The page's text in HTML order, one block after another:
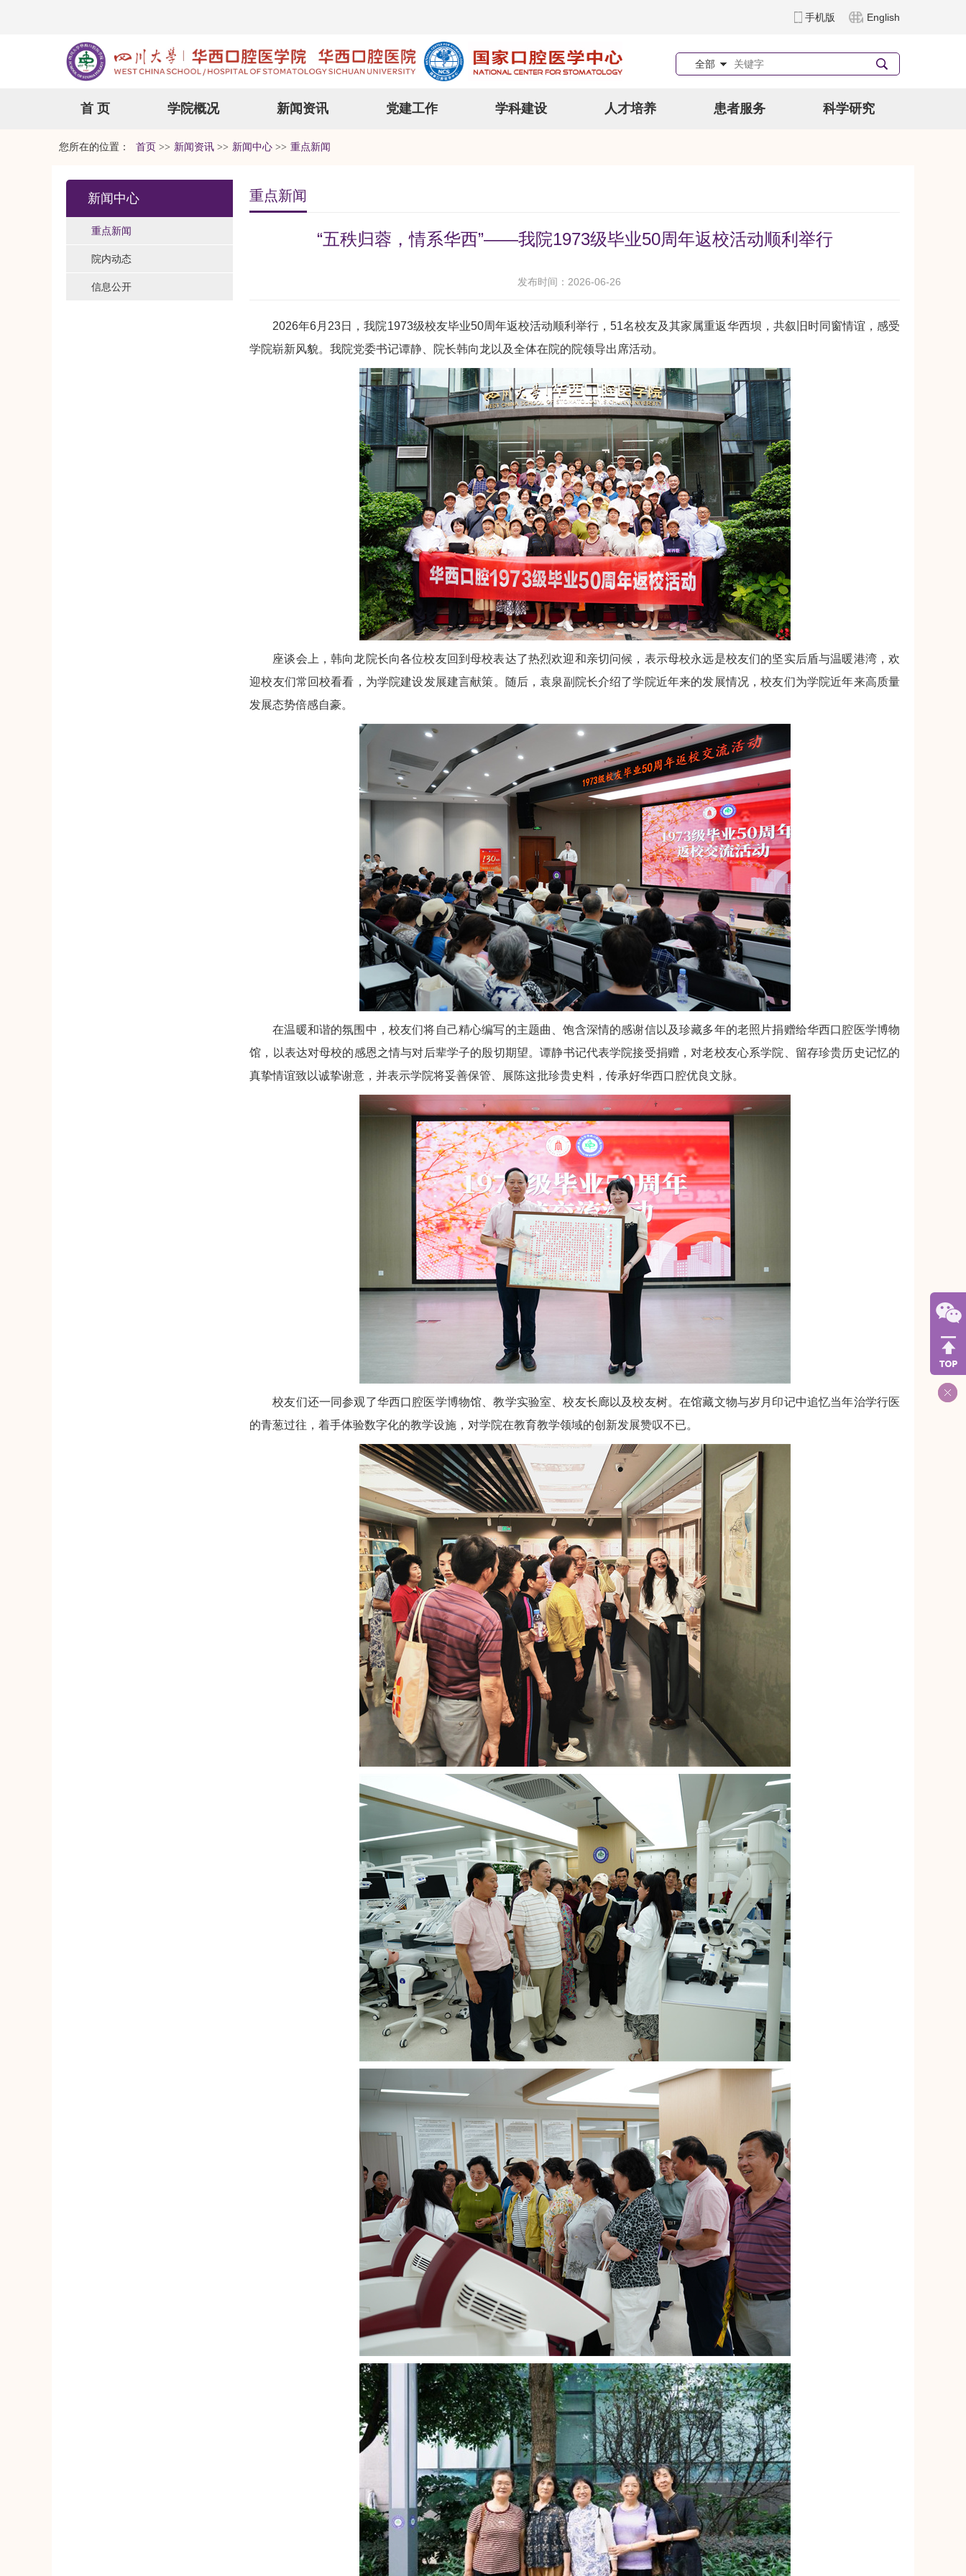
手机版 English
全部
首 页 学院概况 新闻资讯 党建工作 学科建设 人才培养 患者服务 科学研究
您所在的位置： 首页 >> 新闻资讯 >> 新闻中心 >> 重点新闻
新闻中心
重点新闻
院内动态
信息公开
重点新闻
“五秩归蓉，情系华西”——我院1973级毕业50周年返校活动顺利举行
发布时间：2026-06-26
2026年6月23日，我院1973级校友毕业50周年返校活动顺利举行，51名校友及其家属重返华西坝，共叙旧时同窗情谊，感受
学院崭新风貌。我院党委书记谭静、院长韩向龙以及全体在院的院领导出席活动。
座谈会上，韩向龙院长向各位校友回到母校表达了热烈欢迎和亲切问候，表示母校永远是校友们的坚实后盾与温暖港湾，欢
迎校友们常回校看看，为学院建设发展建言献策。随后，袁泉副院长介绍了学院近年来的发展情况，校友们为学院近年来高质量
发展态势倍感自豪。
在温暖和谐的氛围中，校友们将自己精心编写的主题曲、饱含深情的感谢信以及珍藏多年的老照片捐赠给华西口腔医学博物
馆，以表达对母校的感恩之情与对后辈学子的殷切期望。谭静书记代表学院接受捐赠，对老校友心系学院、留存珍贵历史记忆的
真挚情谊致以诚挚谢意，并表示学院将妥善保管、展陈这批珍贵史料，传承好华西口腔优良文脉。
校友们还一同参观了华西口腔医学博物馆、教学实验室、校友长廊以及校友树。在馆藏文物与岁月印记中追忆当年治学行医
的青葱过往，着手体验数字化的教学设施，对学院在教育教学领域的创新发展赞叹不已。